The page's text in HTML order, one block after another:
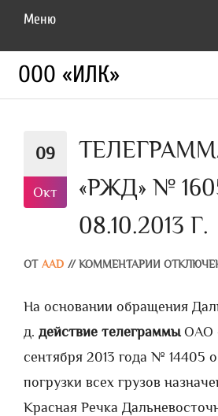
Меню
ООО «ИЛК»
09
Окт
«РЖД» №
08.10.2013 Г.
ОТ AAD // КОММЕНТАРИИ
На основании обращения
д. действие телеграммыОАО
сентября 2013 года № 14405
погрузки всех грузов
Красная Речка